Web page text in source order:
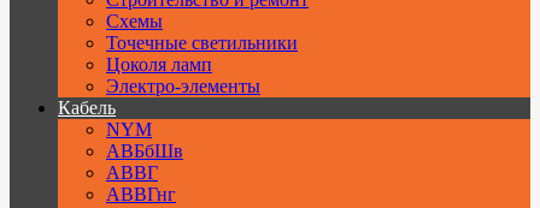
Схемы
Точечные светильники
Цоколя ламп
Электро-элементы
Кабель
NYM
АВБбШв
АВВГ
АВВГнг